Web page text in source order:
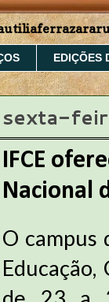
EDIÇÕES
sexta-
IFCE
Nacional
O